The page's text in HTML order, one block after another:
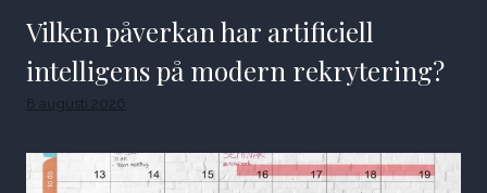
Vilken påverkan har artificiell
intelligens på modern rekrytering?
8 augusti 2026